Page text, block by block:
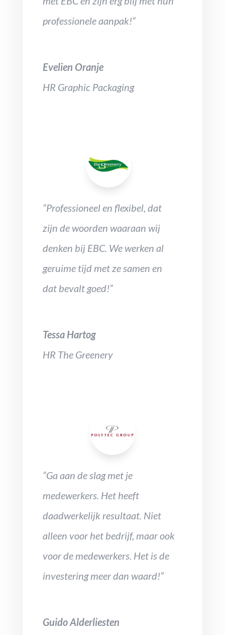
professionele aanpak!“
Evelien Oranje
HR Graphic Packaging
“Professioneel en flexibel, dat
zijn de woorden waaraan wij
denken bij EBC. We werken al
geruime tijd met ze samen en
dat bevalt goed!”
Tessa Hartog
HR The Greenery
“Ga aan de slag met je
medewerkers. Het heeft
daadwerkelijk resultaat. Niet
alleen voor het bedrijf, maar ook
voor de medewerkers. Het is de
investering meer dan waard!”
Guido Alderliesten